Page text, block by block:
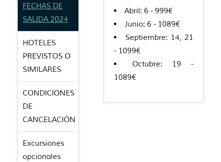
FECHAS DE
SALIDA 2024
HOTELES
PREVISTOS O
SIMILARES
CONDICIONES
DE
CANCELACIÓN
Excursiones
opcionales
Abril: 6 - 999€
Junio: 6 - 1089€
Septiembre: 14, 21
- 1099€
Octubre: 19 -
1089€